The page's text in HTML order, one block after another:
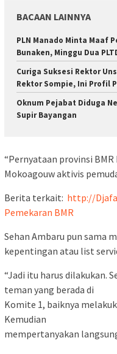
BACAAN LAINNYA
PLN Manado Minta Maaf
Bunaken, Minggu Dua
Curiga Suksesi Rektor
Rektor Sompie, Ini Profil
Oknum Pejabat Diduga
Supir Bayangan
“Pernyataan provinsi
Mokoagouw aktivis
Berita terkait: http://
Pemekaran BMR
Sehan Ambaru pun sama
kepentingan atau list
“Jadi itu harus dilakukan.
teman yang berada di
Komite 1, baiknya
Kemudian
mempertanyakan